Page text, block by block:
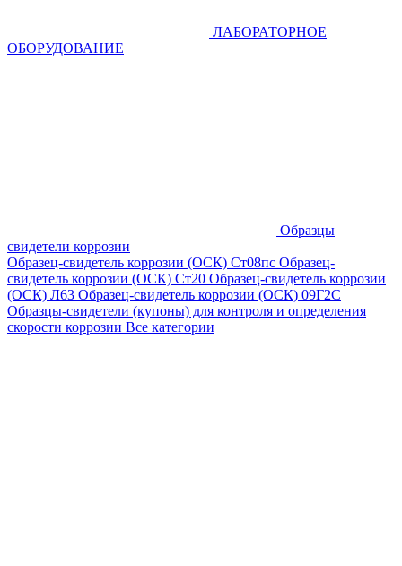
ЛАБОРАТОРНОЕ
ОБОРУДОВАНИЕ
Образцы
свидетели коррозии
Образец-свидетель коррозии (ОСК) Ст08пс Образец-
свидетель коррозии (ОСК) Ст20 Образец-свидетель коррозии
(ОСК) Л63 Образец-свидетель коррозии (ОСК) 09Г2С
Образцы-свидетели (купоны) для контроля и определения
скорости коррозии Все категории